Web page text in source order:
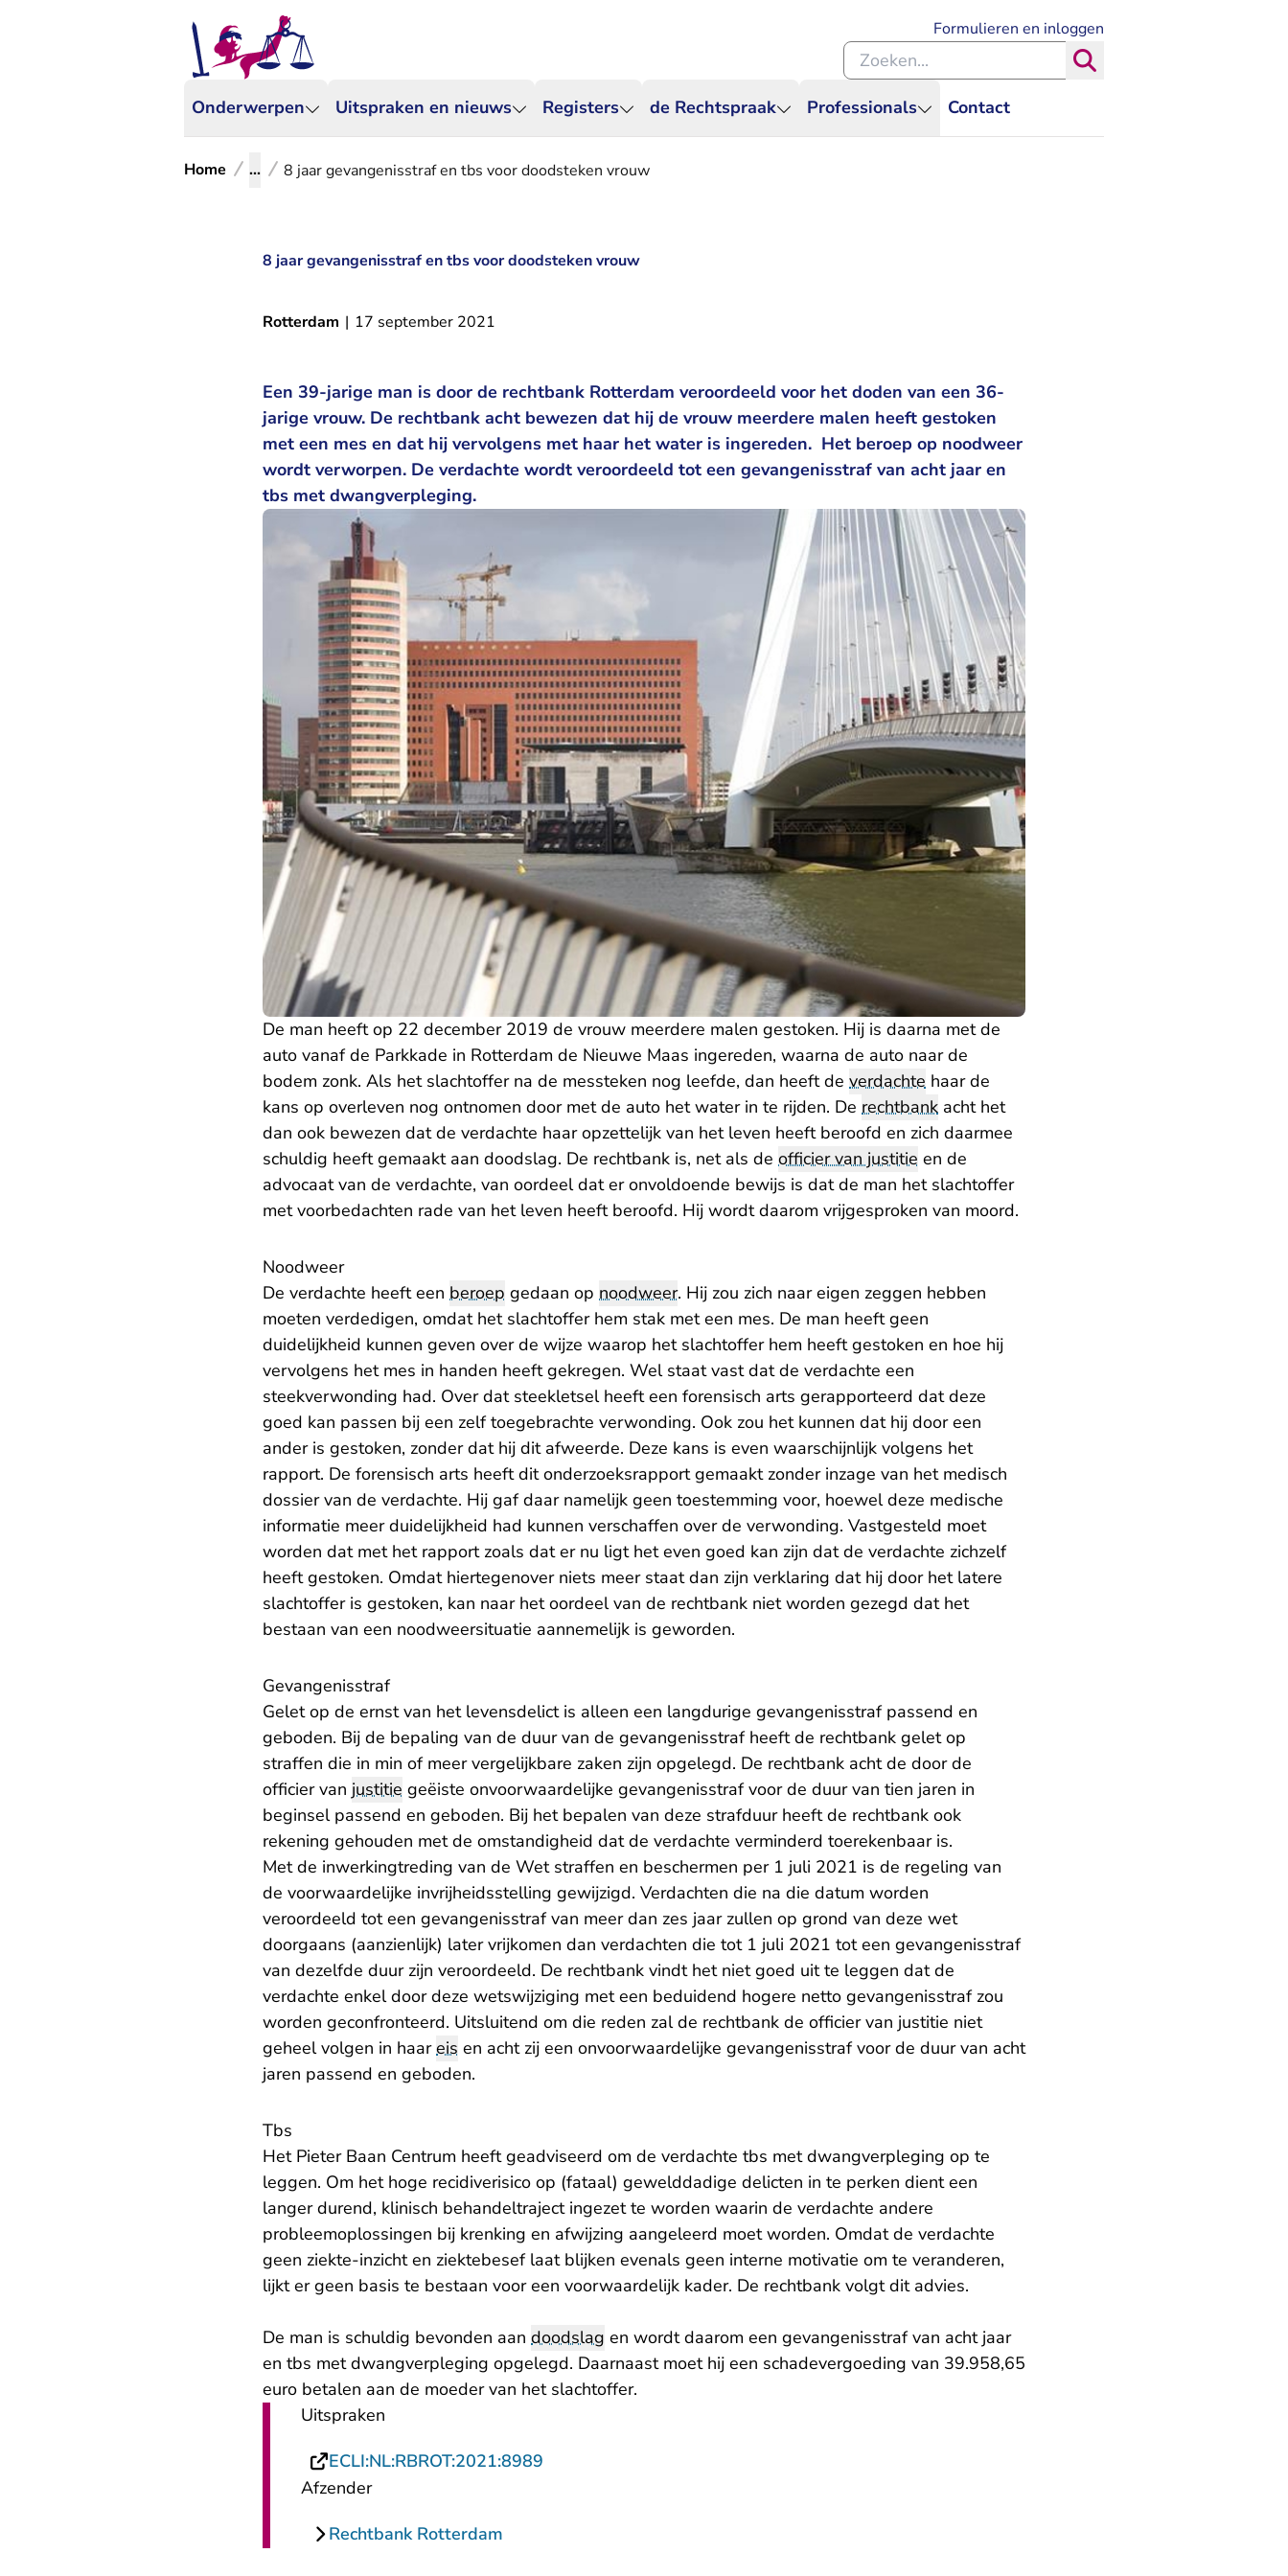
Onderwerpen Uitspraken en nieuws Registers de Rechtspraak Professionals Contact
Formulieren en inloggen
Zoeken binnen de Rechtspraak
Home ... 8 jaar gevangenisstraf en tbs voor doodsteken vrouw
8 jaar gevangenisstraf en tbs voor doodsteken vrouw
Rotterdam | 17 september 2021
Een 39-jarige man is door de rechtbank Rotterdam veroordeeld voor het doden van een 36-
jarige vrouw. De rechtbank acht bewezen dat hij de vrouw meerdere malen heeft gestoken
met een mes en dat hij vervolgens met haar het water is ingereden. Het beroep op noodweer
wordt verworpen. De verdachte wordt veroordeeld tot een gevangenisstraf van acht jaar en
tbs met dwangverpleging.
De man heeft op 22 december 2019 de vrouw meerdere malen gestoken. Hij is daarna met de
auto vanaf de Parkkade in Rotterdam de Nieuwe Maas ingereden, waarna de auto naar de
bodem zonk. Als het slachtoffer na de messteken nog leefde, dan heeft de verdachte haar de
kans op overleven nog ontnomen door met de auto het water in te rijden. De rechtbank acht het
dan ook bewezen dat de verdachte haar opzettelijk van het leven heeft beroofd en zich daarmee
schuldig heeft gemaakt aan doodslag. De rechtbank is, net als de officier van justitie en de
advocaat van de verdachte, van oordeel dat er onvoldoende bewijs is dat de man het slachtoffer
met voorbedachten rade van het leven heeft beroofd. Hij wordt daarom vrijgesproken van moord.
Noodweer
De verdachte heeft een beroep gedaan op noodweer. Hij zou zich naar eigen zeggen hebben
moeten verdedigen, omdat het slachtoffer hem stak met een mes. De man heeft geen
duidelijkheid kunnen geven over de wijze waarop het slachtoffer hem heeft gestoken en hoe hij
vervolgens het mes in handen heeft gekregen. Wel staat vast dat de verdachte een
steekverwonding had. Over dat steekletsel heeft een forensisch arts gerapporteerd dat deze
goed kan passen bij een zelf toegebrachte verwonding. Ook zou het kunnen dat hij door een
ander is gestoken, zonder dat hij dit afweerde. Deze kans is even waarschijnlijk volgens het
rapport. De forensisch arts heeft dit onderzoeksrapport gemaakt zonder inzage van het medisch
dossier van de verdachte. Hij gaf daar namelijk geen toestemming voor, hoewel deze medische
informatie meer duidelijkheid had kunnen verschaffen over de verwonding. Vastgesteld moet
worden dat met het rapport zoals dat er nu ligt het even goed kan zijn dat de verdachte zichzelf
heeft gestoken. Omdat hiertegenover niets meer staat dan zijn verklaring dat hij door het latere
slachtoffer is gestoken, kan naar het oordeel van de rechtbank niet worden gezegd dat het
bestaan van een noodweersituatie aannemelijk is geworden.
Gevangenisstraf
Gelet op de ernst van het levensdelict is alleen een langdurige gevangenisstraf passend en
geboden. Bij de bepaling van de duur van de gevangenisstraf heeft de rechtbank gelet op
straffen die in min of meer vergelijkbare zaken zijn opgelegd. De rechtbank acht de door de
officier van justitie geëiste onvoorwaardelijke gevangenisstraf voor de duur van tien jaren in
beginsel passend en geboden. Bij het bepalen van deze strafduur heeft de rechtbank ook
rekening gehouden met de omstandigheid dat de verdachte verminderd toerekenbaar is.
Met de inwerkingtreding van de Wet straffen en beschermen per 1 juli 2021 is de regeling van
de voorwaardelijke invrijheidsstelling gewijzigd. Verdachten die na die datum worden
veroordeeld tot een gevangenisstraf van meer dan zes jaar zullen op grond van deze wet
doorgaans (aanzienlijk) later vrijkomen dan verdachten die tot 1 juli 2021 tot een gevangenisstraf
van dezelfde duur zijn veroordeeld. De rechtbank vindt het niet goed uit te leggen dat de
verdachte enkel door deze wetswijziging met een beduidend hogere netto gevangenisstraf zou
worden geconfronteerd. Uitsluitend om die reden zal de rechtbank de officier van justitie niet
geheel volgen in haareis en acht zij een onvoorwaardelijke gevangenisstraf voor de duur van acht
jaren passend en geboden.
Tbs
Het Pieter Baan Centrum heeft geadviseerd om de verdachte tbs met dwangverpleging op te
leggen. Om het hoge recidiverisico op (fataal) gewelddadige delicten in te perken dient een
langer durend, klinisch behandeltraject ingezet te worden waarin de verdachte andere
probleemoplossingen bij krenking en afwijzing aangeleerd moet worden. Omdat de verdachte
geen ziekte-inzicht en ziektebesef laat blijken evenals geen interne motivatie om te veranderen,
lijkt er geen basis te bestaan voor een voorwaardelijk kader. De rechtbank volgt dit advies.
De man is schuldig bevonden aan doodslag en wordt daarom een gevangenisstraf van acht jaar
en tbs met dwangverpleging opgelegd. Daarnaast moet hij een schadevergoeding van 39.958,65
euro betalen aan de moeder van het slachtoffer.
Uitspraken
ECLI:NL:RBROT:2021:8989
Afzender
Rechtbank Rotterdam